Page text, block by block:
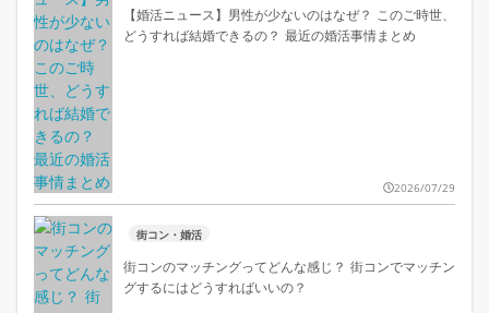
【婚活ニュース】男性が少ないのはなぜ？ このご時世、
どうすれば結婚できるの？ 最近の婚活事情まとめ
2026/07/29
街コン・婚活
街コンのマッチングってどんな感じ？ 街コンでマッチン
グするにはどうすればいいの？